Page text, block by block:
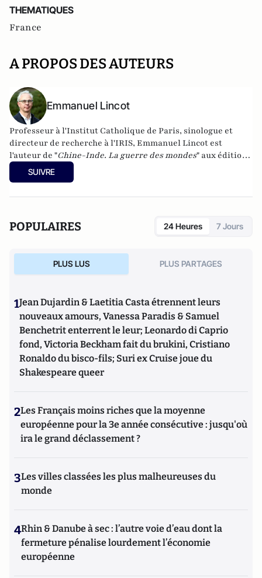
THEMATIQUES
France
A PROPOS DES AUTEURS
Emmanuel Lincot
Professeur à l'Institut Catholique de Paris, sinologue et
directeur de recherche à l'IRIS, Emmanuel Lincot est
l'auteur de "Chine-Inde. La guerre des mondes" aux éditions
Le Cerf (à paraître le 27 février).
SUIVRE
POPULAIRES 24 Heures 7 Jours
PLUS LUS PLUS PARTAGES
1Jean Dujardin & Laetitia Casta étrennent leurs
nouveaux amours, Vanessa Paradis & Samuel
Benchetrit enterrent le leur; Leonardo di Caprio
fond, Victoria Beckham fait du brukini, Cristiano
Ronaldo du bisco-fils; Suri ex Cruise joue du
Shakespeare queer
2Les Français moins riches que la moyenne
européenne pour la 3e année consécutive : jusqu'où
ira le grand déclassement ?
3Les villes classées les plus malheureuses du
monde
4Rhin & Danube à sec : l’autre voie d’eau dont la
fermeture pénalise lourdement l’économie
européenne